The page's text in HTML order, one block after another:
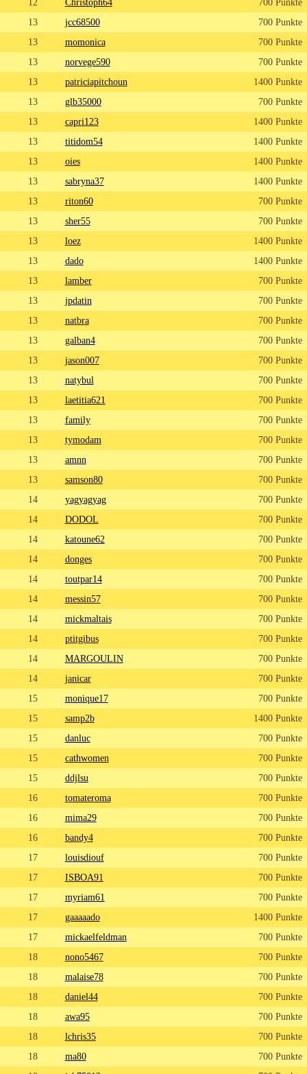
13
jcc68500
700 Punkte
13
momonica
700 Punkte
13
norvege590
700 Punkte
13
patriciapitchoun
1400 Punkte
13
glb35000
700 Punkte
13
capri123
1400 Punkte
13
titidom54
1400 Punkte
13
oies
1400 Punkte
13
sabryna37
1400 Punkte
13
riton60
700 Punkte
13
sher55
700 Punkte
13
loez
1400 Punkte
13
dado
1400 Punkte
13
lamber
700 Punkte
13
jpdatin
700 Punkte
13
natbra
700 Punkte
13
galban4
700 Punkte
13
jason007
700 Punkte
13
natybul
700 Punkte
13
laetitia621
700 Punkte
13
family
700 Punkte
13
tymodam
700 Punkte
13
amnn
700 Punkte
13
samson80
700 Punkte
14
yagyagyag
700 Punkte
14
DODOL
700 Punkte
14
katoune62
700 Punkte
14
donges
700 Punkte
14
toutpar14
700 Punkte
14
messin57
700 Punkte
14
mickmaltais
700 Punkte
14
ptitgibus
700 Punkte
14
MARGOULIN
700 Punkte
14
janicar
700 Punkte
15
monique17
700 Punkte
15
samp2b
1400 Punkte
15
danluc
700 Punkte
15
cathwomen
700 Punkte
15
ddjlsu
700 Punkte
16
tomateroma
700 Punkte
16
mima29
700 Punkte
16
bandy4
700 Punkte
17
louisdiouf
700 Punkte
17
ISBOA91
700 Punkte
17
myriam61
700 Punkte
17
gaaaaado
1400 Punkte
17
mickaelfeldman
700 Punkte
18
nono5467
700 Punkte
18
malaise78
700 Punkte
18
daniel44
700 Punkte
18
awa95
700 Punkte
18
lchris35
700 Punkte
18
ma80
700 Punkte